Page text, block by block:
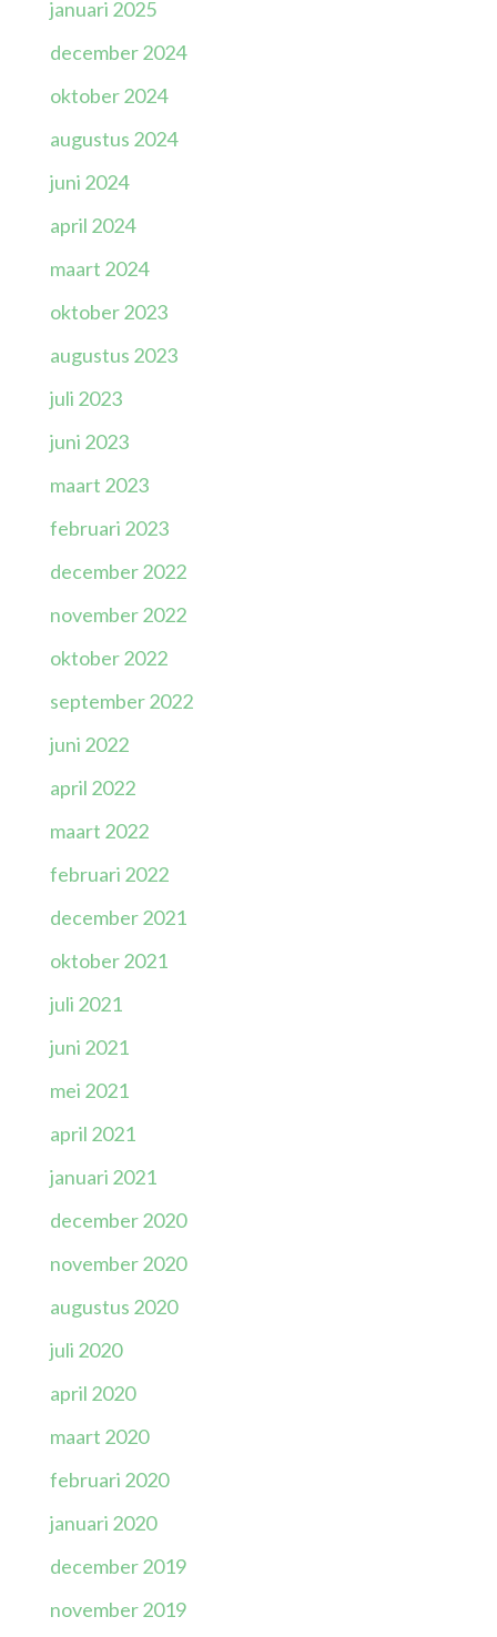
januari 2025
december 2024
oktober 2024
augustus 2024
juni 2024
april 2024
maart 2024
oktober 2023
augustus 2023
juli 2023
juni 2023
maart 2023
februari 2023
december 2022
november 2022
oktober 2022
september 2022
juni 2022
april 2022
maart 2022
februari 2022
december 2021
oktober 2021
juli 2021
juni 2021
mei 2021
april 2021
januari 2021
december 2020
november 2020
augustus 2020
juli 2020
april 2020
maart 2020
februari 2020
januari 2020
december 2019
november 2019